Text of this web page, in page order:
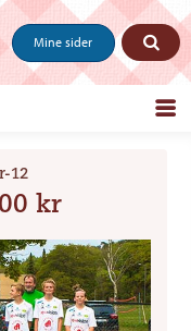
Mine sider
12
kr